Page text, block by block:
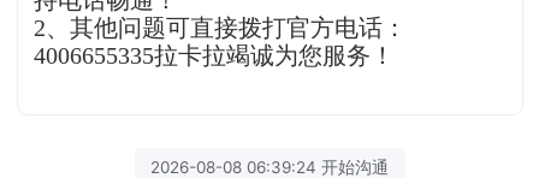
2、其他问题可直接拨打官方电话：
4006655335拉卡拉竭诚为您服务！
2026-08-08 06:39:24 开始沟通